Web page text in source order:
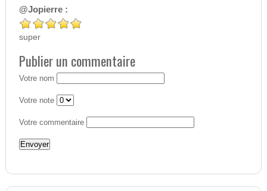
@Jopierre :
super
Publier un commentaire
Votre nom
Votre note
Votre commentaire